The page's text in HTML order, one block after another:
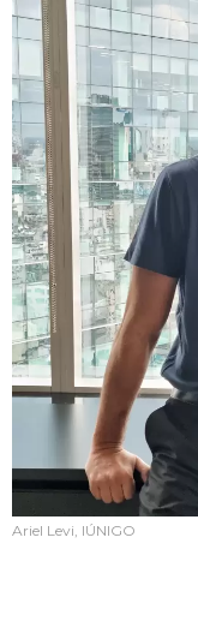
Ariel Levi, IÚNIGO